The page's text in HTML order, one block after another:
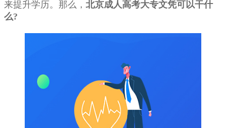
来提升学历。那么， 北京成人高考大专文凭可以干什
么?